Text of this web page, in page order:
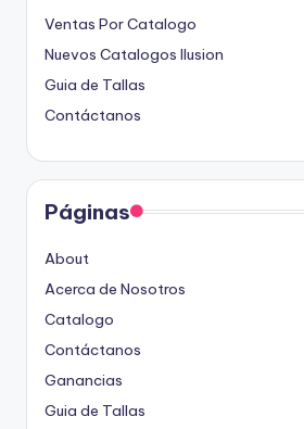
Ventas Por Catalogo
Nuevos Catalogos Ilusion
Guia de Tallas
Contáctanos
Páginas
About
Acerca de Nosotros
Catalogo
Contáctanos
Ganancias
Guia de Tallas